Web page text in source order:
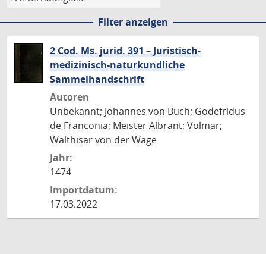
Filter anzeigen
2 Cod. Ms. jurid. 391 – Juristisch-
medizinisch-naturkundliche
Sammelhandschrift
Autoren
Unbekannt; Johannes von Buch; Godefridus
de Franconia; Meister Albrant; Volmar;
Walthisar von der Wage
Jahr:
1474
Importdatum:
17.03.2022